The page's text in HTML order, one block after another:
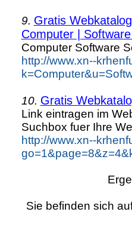
9. Gratis
Computer |
Computer Software
http://www.xn--
10. Gratis
Link eintragen im
Suchbox fuer Ihre
http://www.xn--
Sie befinden sich